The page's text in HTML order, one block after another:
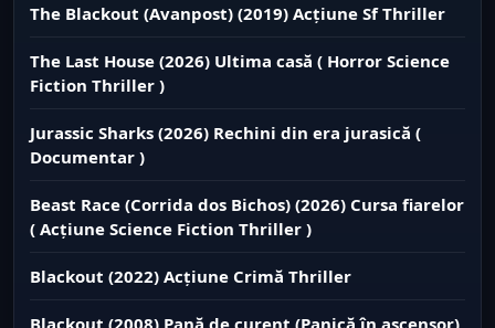
The Blackout (Avanpost) (2019) Acțiune Sf Thriller
The Last House (2026) Ultima casă ( Horror Science
Fiction Thriller )
Jurassic Sharks (2026) Rechini din era jurasică (
Documentar )
Beast Race (Corrida dos Bichos) (2026) Cursa fiarelor
( Acțiune Science Fiction Thriller )
Blackout (2022) Acțiune Crimă Thriller
Blackout (2008) Pană de curent (Panică în ascensor)